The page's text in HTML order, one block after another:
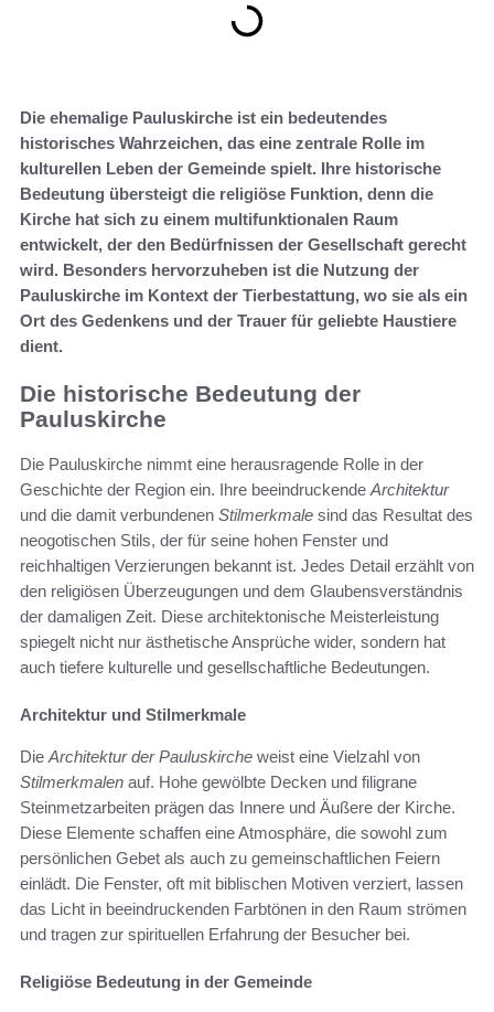
Die ehemalige Pauluskirche ist ein bedeutendes
historisches Wahrzeichen, das eine zentrale Rolle im
kulturellen Leben der Gemeinde spielt. Ihre historische
Bedeutung übersteigt die religiöse Funktion, denn die
Kirche hat sich zu einem multifunktionalen Raum
entwickelt, der den Bedürfnissen der Gesellschaft gerecht
wird. Besonders hervorzuheben ist die Nutzung der
Pauluskirche im Kontext der Tierbestattung, wo sie als ein
Ort des Gedenkens und der Trauer für geliebte Haustiere
dient.
Die historische Bedeutung der
Pauluskirche
Die Pauluskirche nimmt eine herausragende Rolle in der
Geschichte der Region ein. Ihre beeindruckende Architektur
und die damit verbundenen Stilmerkmale sind das Resultat des
neogotischen Stils, der für seine hohen Fenster und
reichhaltigen Verzierungen bekannt ist. Jedes Detail erzählt von
den religiösen Überzeugungen und dem Glaubensverständnis
der damaligen Zeit. Diese architektonische Meisterleistung
spiegelt nicht nur ästhetische Ansprüche wider, sondern hat
auch tiefere kulturelle und gesellschaftliche Bedeutungen.
Architektur und Stilmerkmale
Die Architektur der Pauluskirche weist eine Vielzahl von
Stilmerkmalen auf. Hohe gewölbte Decken und filigrane
Steinmetzarbeiten prägen das Innere und Äußere der Kirche.
Diese Elemente schaffen eine Atmosphäre, die sowohl zum
persönlichen Gebet als auch zu gemeinschaftlichen Feiern
einlädt. Die Fenster, oft mit biblischen Motiven verziert, lassen
das Licht in beeindruckenden Farbtönen in den Raum strömen
und tragen zur spirituellen Erfahrung der Besucher bei.
Religiöse Bedeutung in der Gemeinde